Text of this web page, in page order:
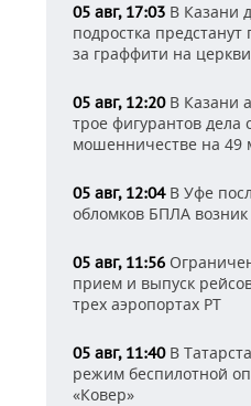
05 авг, 17:03 В Казани
подростка предстанут
за граффити на церкви
05 авг, 12:20В Казани
трое фигурантов дела
мошенничестве на 49
05 авг, 12:04В Уфе
обломков БПЛА
05 авг, 11:56
прием и выпуск
трех аэропортах РТ
05 авг, 11:40В
режим беспилотной
«Ковер»